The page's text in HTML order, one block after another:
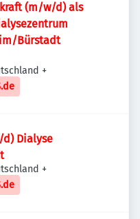
(m/w/d) als
Bürstadt
+
Dialyse
+